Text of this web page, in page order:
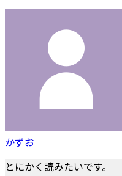
かずお
とにかく読みたいです。